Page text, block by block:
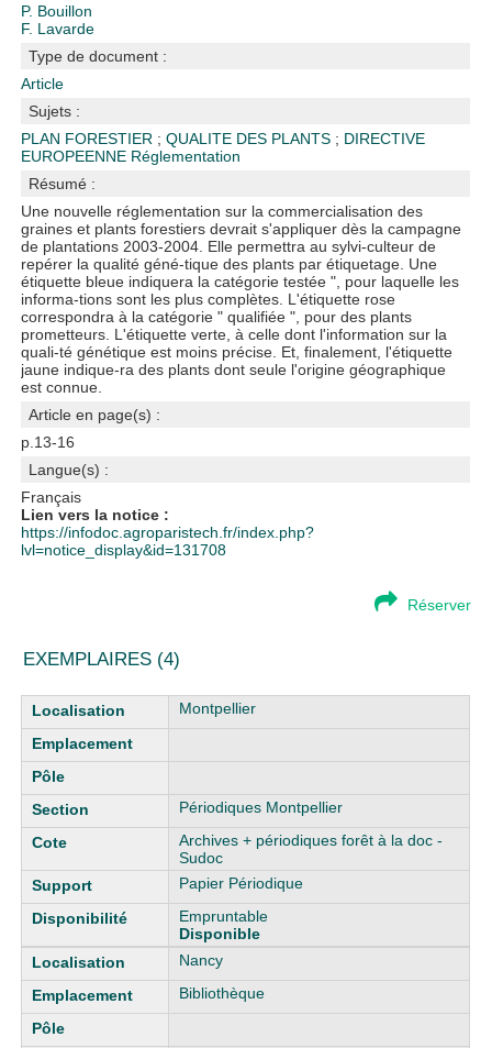
P. Bouillon
F. Lavarde
Type de document :
Article
Sujets :
PLAN FORESTIER ;QUALITE DES PLANTS ; DIRECTIVE
EUROPEENNE Réglementation
Résumé :
Une nouvelle réglementation sur la commercialisation des
graines et plants forestiers devrait s'appliquer dès la campagne
de plantations 2003-2004. Elle permettra au sylvi-culteur de
repérer la qualité géné-tique des plants par étiquetage. Une
étiquette bleue indiquera la catégorie testée ", pour laquelle les
informa-tions sont les plus complètes. L'étiquette rose
correspondra à la catégorie " qualifiée ", pour des plants
prometteurs. L'étiquette verte, à celle dont l'information sur la
quali-té génétique est moins précise. Et, finalement, l'étiquette
jaune indique-ra des plants dont seule l'origine géographique
est connue.
Article en page(s) :
p.13-16
Langue(s) :
Français
Lien vers la notice :
https://infodoc.agroparistech.fr/index.php?
lvl=notice_display&id=131708
Réserver
EXEMPLAIRES (4)
Liste des exemplaires Montpellier
Périodiques Montpellier
Archives + périodiques forêt à la doc -
Sudoc
Papier Périodique
Empruntable
Disponible
Nancy
Bibliothèque